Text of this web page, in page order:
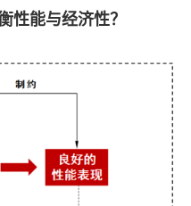
性能与经济性？